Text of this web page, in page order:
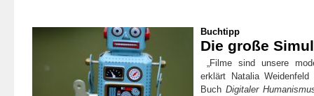
Buchtipp
Die große
„Filme sind unsere
erklärt Natalia
Buch Digitaler